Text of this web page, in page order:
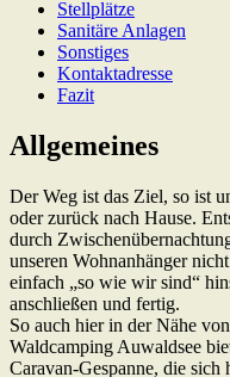
Stellplätze
Sanitäre Anlagen
Sonstiges
Kontaktadresse
Fazit
Allgemeines
Der Weg ist das Ziel, so ist
oder zurück nach Hause.
durch
unseren Wohnanhänger
einfach „so wie wir sind“
anschließen und fertig.
So auch hier in der Nähe
Waldcamping Auwaldsee
Caravan-Gespanne, die sich